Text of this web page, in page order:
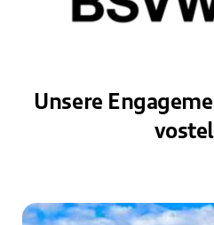
Unsere